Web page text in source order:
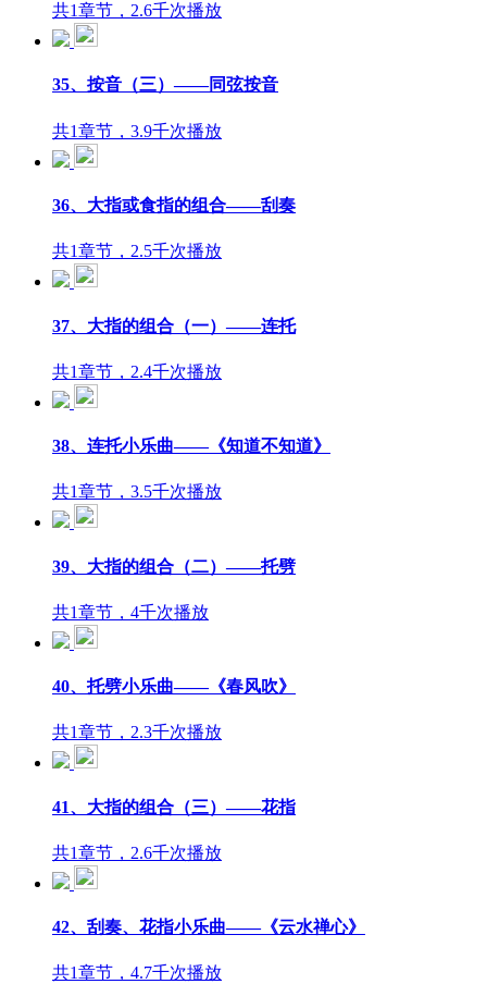
共1章节，2.6千次播放
35、按音（三）——同弦按音
共1章节，3.9千次播放
36、大指或食指的组合——刮奏
共1章节，2.5千次播放
37、大指的组合（一）——连托
共1章节，2.4千次播放
38、连托小乐曲——《知道不知道》
共1章节，3.5千次播放
39、大指的组合（二）——托劈
共1章节，4千次播放
40、托劈小乐曲——《春风吹》
共1章节，2.3千次播放
41、大指的组合（三）——花指
共1章节，2.6千次播放
42、刮奏、花指小乐曲——《云水禅心》
共1章节，4.7千次播放